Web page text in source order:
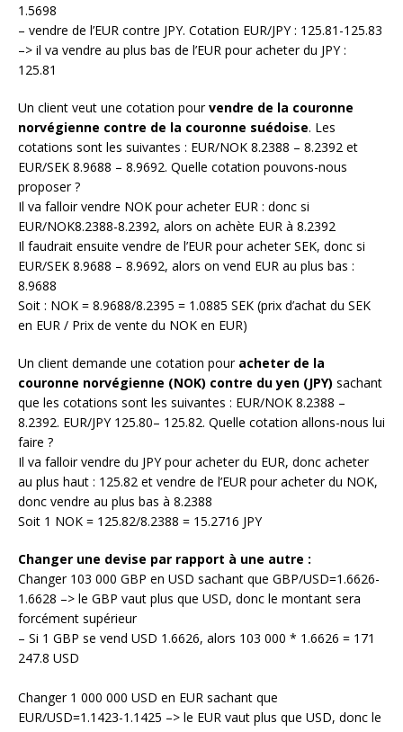
1.5698
– vendre de l’EUR contre JPY. Cotation EUR/JPY : 125.81-125.83
–> il va vendre au plus bas de l’EUR pour acheter du JPY :
125.81
Un client veut une cotation pourvendre de la couronne
norvégienne contre de la couronne suédoise. Les
cotations sont les suivantes : EUR/NOK 8.2388 – 8.2392 et
EUR/SEK 8.9688 – 8.9692. Quelle cotation pouvons-nous
proposer ?
Il va falloir vendre NOK pour acheter EUR : donc si
EUR/NOK8.2388-8.2392, alors on achète EUR à 8.2392
Il faudrait ensuite vendre de l’EUR pour acheter SEK, donc si
EUR/SEK 8.9688 – 8.9692, alors on vend EUR au plus bas :
8.9688
Soit : NOK = 8.9688/8.2395 = 1.0885 SEK (prix d’achat du SEK
en EUR / Prix de vente du NOK en EUR)
Un client demande une cotation pour acheter de la
couronne norvégienne (NOK) contre du yen (JPY) sachant
que les cotations sont les suivantes : EUR/NOK 8.2388 –
8.2392. EUR/JPY 125.80– 125.82. Quelle cotation allons-nous lui
faire ?
Il va falloir vendre du JPY pour acheter du EUR, donc acheter
au plus haut : 125.82 et vendre de l’EUR pour acheter du NOK,
donc vendre au plus bas à 8.2388
Soit 1 NOK = 125.82/8.2388 = 15.2716 JPY
Changer une devise par rapport à une autre :
Changer 103 000 GBP en USD sachant que GBP/USD=1.6626-
1.6628 –> le GBP vaut plus que USD, donc le montant sera
forcément supérieur
– Si 1 GBP se vend USD 1.6626, alors 103 000 * 1.6626 = 171
247.8 USD
Changer 1 000 000 USD en EUR sachant que
EUR/USD=1.1423-1.1425 –> le EUR vaut plus que USD, donc le